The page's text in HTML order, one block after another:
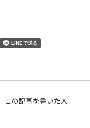
この記事を書いた人